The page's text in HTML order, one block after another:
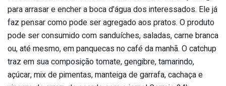
para arrasar e encher a boca d’água dos interessados. Ele já
faz pensar como pode ser agregado aos pratos. O produto
pode ser consumido com sanduíches, saladas, carne branca
ou, até mesmo, em panquecas no café da manhã. O catchup
traz em sua composição tomate, gengibre, tamarindo,
açúcar, mix de pimentas, manteiga de garrafa, cachaça e